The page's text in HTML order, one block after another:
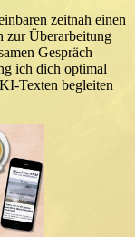
zeitnah einen
zur Überarbeitung
Gespräch
ich dich optimal
Texten begleiten